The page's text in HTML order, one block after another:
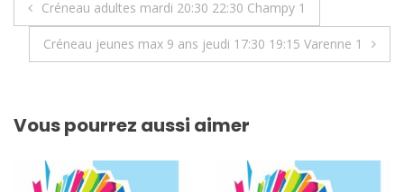
de
Créneau adultes mardi 20:30 22:30 Champy 1
Créneau jeunes max 9 ans jeudi 17:30 19:15 Varenne 1
Vous pourrez aussi aimer